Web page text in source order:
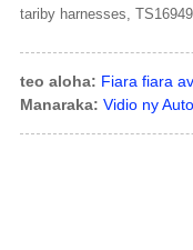
tariby harnesses,
teo aloha: Fiara fiara
Manaraka: Vidio ny